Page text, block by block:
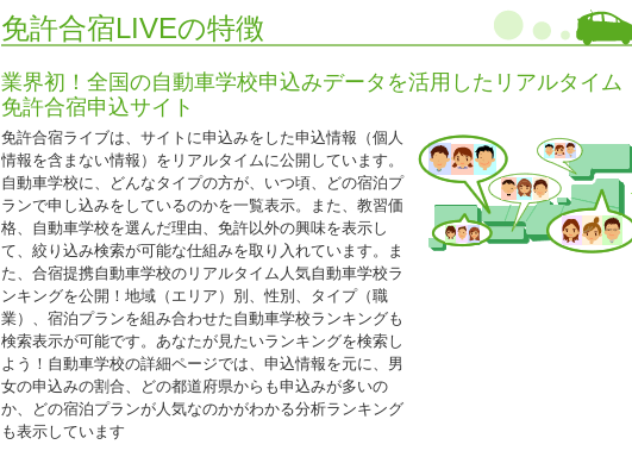
※25歳以下の方限定となります。
※普通二輪免許を所持されている方は税込22,000円引
2026.04.21
『人気のドライビングスクール那珂 入校日限定特割』
◆茨城県 ドライビングスクール那珂◆
『人気のドライビングスクール那珂 入校日限定特割』
25歳以下限定キャンペーン
●入校日：2026年4月10日～7月15日、9月20日～12月31日の期間中の入校日
■自炊シングル・自炊ツイン・自炊トリプル（女性は校内宿舎ソレイユ利用、男性はエリ
オント利用）
AT車⇒235,000円（税込258,500円）
MT車⇒285,000円（税込313,500円）
★25歳以下の学生の方は、上記料金から更に税込11,000円引き!(学生証の持参要)
※普通二輪免許所持の場合も同様の料金です。
免許合宿LIVEの特徴
業界初！全国の自動車学校申込みデータを活用したリアルタイム
免許合宿申込サイト
免許合宿ライブは、サイトに申込みをした申込情報（個人
情報を含まない情報）をリアルタイムに公開しています。
自動車学校に、どんなタイプの方が、いつ頃、どの宿泊プ
ランで申し込みをしているのかを一覧表示。また、教習価
格、自動車学校を選んだ理由、免許以外の興味を表示し
て、絞り込み検索が可能な仕組みを取り入れています。ま
た、合宿提携自動車学校のリアルタイム人気自動車学校ラ
ンキングを公開！地域（エリア）別、性別、タイプ（職
業）、宿泊プランを組み合わせた自動車学校ランキングも
検索表示が可能です。あなたが見たいランキングを検索し
よう！自動車学校の詳細ページでは、申込情報を元に、男
女の申込みの割合、どの都道府県からも申込みが多いの
か、どの宿泊プランが人気なのかがわかる分析ランキング
も表示しています